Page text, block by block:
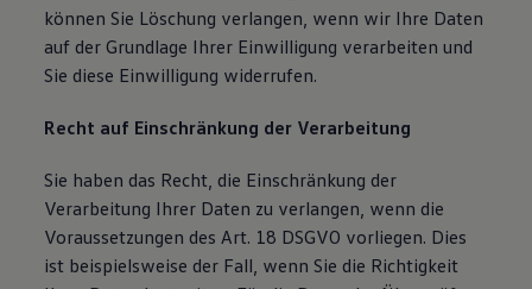
können Sie Löschung verlangen, wenn wir Ihre Daten
auf der Grundlage Ihrer Einwilligung verarbeiten und
Sie diese Einwilligung widerrufen.
Recht auf Einschränkung der Verarbeitung
Sie haben das Recht, die Einschränkung der
Verarbeitung Ihrer Daten zu verlangen, wenn die
Voraussetzungen des Art. 18 DSGVO vorliegen. Dies
ist beispielsweise der Fall, wenn Sie die Richtigkeit